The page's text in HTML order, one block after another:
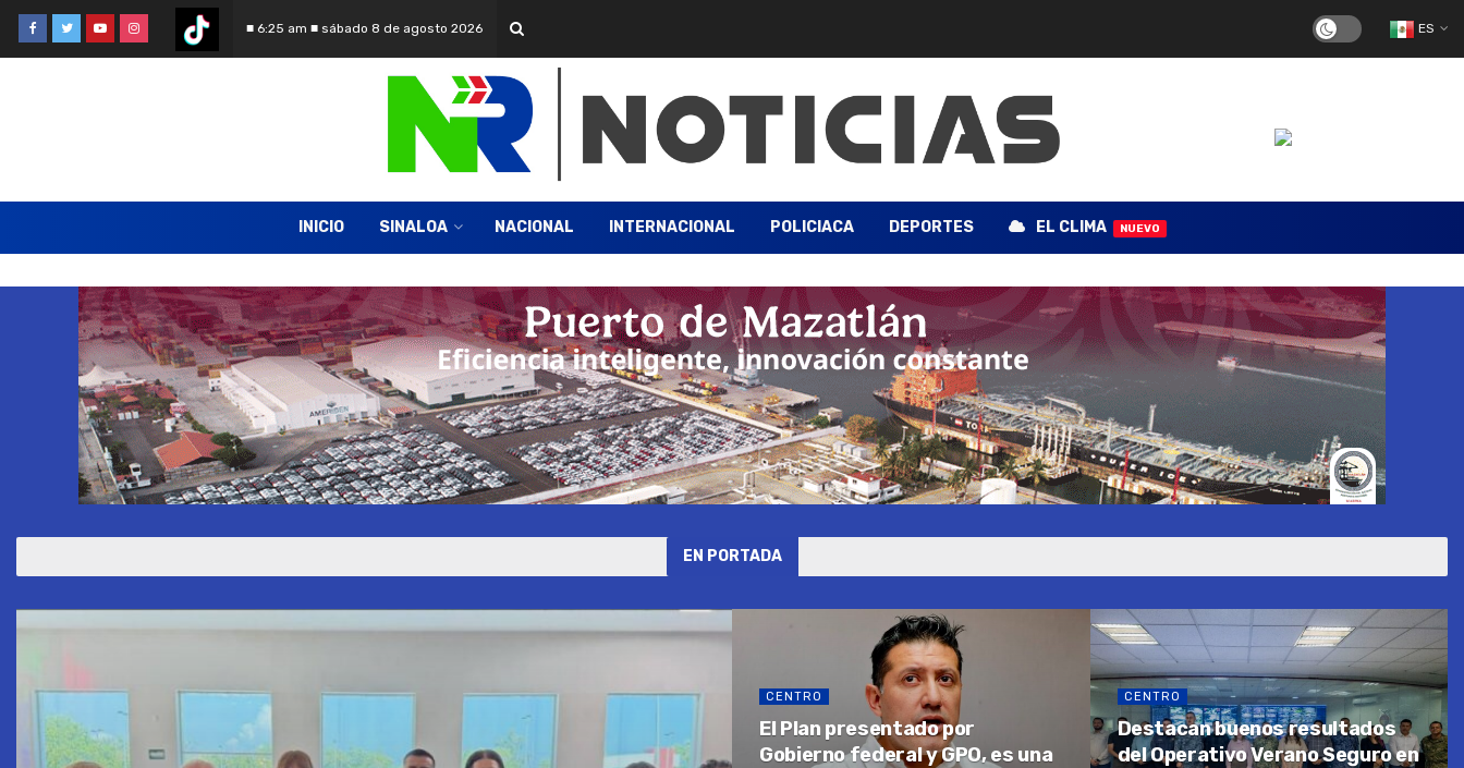
■ 6:25 am ■ sábado 8 de agosto 2026 ES
INICIO SINALOA NACIONAL INTERNACIONAL POLICIACA DEPORTES EL CLIMA NUEVO
EN PORTADA
CENTRO
El Plan presentado por
Gobierno federal y GPO, es una
CENTRO
Destacan buenos resultados
del Operativo Verano Seguro en